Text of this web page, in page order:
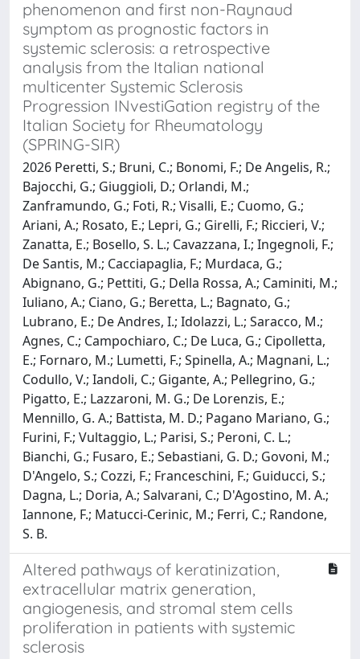
phenomenon and first non-Raynaud
symptom as prognostic factors in
systemic sclerosis: a retrospective
analysis from the Italian national
multicenter Systemic Sclerosis
Progression INvestiGation registry of the
Italian Society for Rheumatology
(SPRING-SIR)
2026 Peretti, S.; Bruni, C.; Bonomi, F.; De Angelis, R.;
Bajocchi, G.; Giuggioli, D.; Orlandi, M.;
Zanframundo, G.; Foti, R.; Visalli, E.; Cuomo, G.;
Ariani, A.; Rosato, E.; Lepri, G.; Girelli, F.; Riccieri, V.;
Zanatta, E.; Bosello, S. L.; Cavazzana, I.; Ingegnoli, F.;
De Santis, M.; Cacciapaglia, F.; Murdaca, G.;
Abignano, G.; Pettiti, G.; Della Rossa, A.; Caminiti, M.;
Iuliano, A.; Ciano, G.; Beretta, L.; Bagnato, G.;
Lubrano, E.; De Andres, I.; Idolazzi, L.; Saracco, M.;
Agnes, C.; Campochiaro, C.; De Luca, G.; Cipolletta,
E.; Fornaro, M.; Lumetti, F.; Spinella, A.; Magnani, L.;
Codullo, V.; Iandoli, C.; Gigante, A.; Pellegrino, G.;
Pigatto, E.; Lazzaroni, M. G.; De Lorenzis, E.;
Mennillo, G. A.; Battista, M. D.; Pagano Mariano, G.;
Furini, F.; Vultaggio, L.; Parisi, S.; Peroni, C. L.;
Bianchi, G.; Fusaro, E.; Sebastiani, G. D.; Govoni, M.;
D'Angelo, S.; Cozzi, F.; Franceschini, F.; Guiducci, S.;
Dagna, L.; Doria, A.; Salvarani, C.; D'Agostino, M. A.;
Iannone, F.; Matucci-Cerinic, M.; Ferri, C.; Randone,
S. B.
Altered pathways of keratinization,
extracellular matrix generation,
angiogenesis, and stromal stem cells
proliferation in patients with systemic
sclerosis